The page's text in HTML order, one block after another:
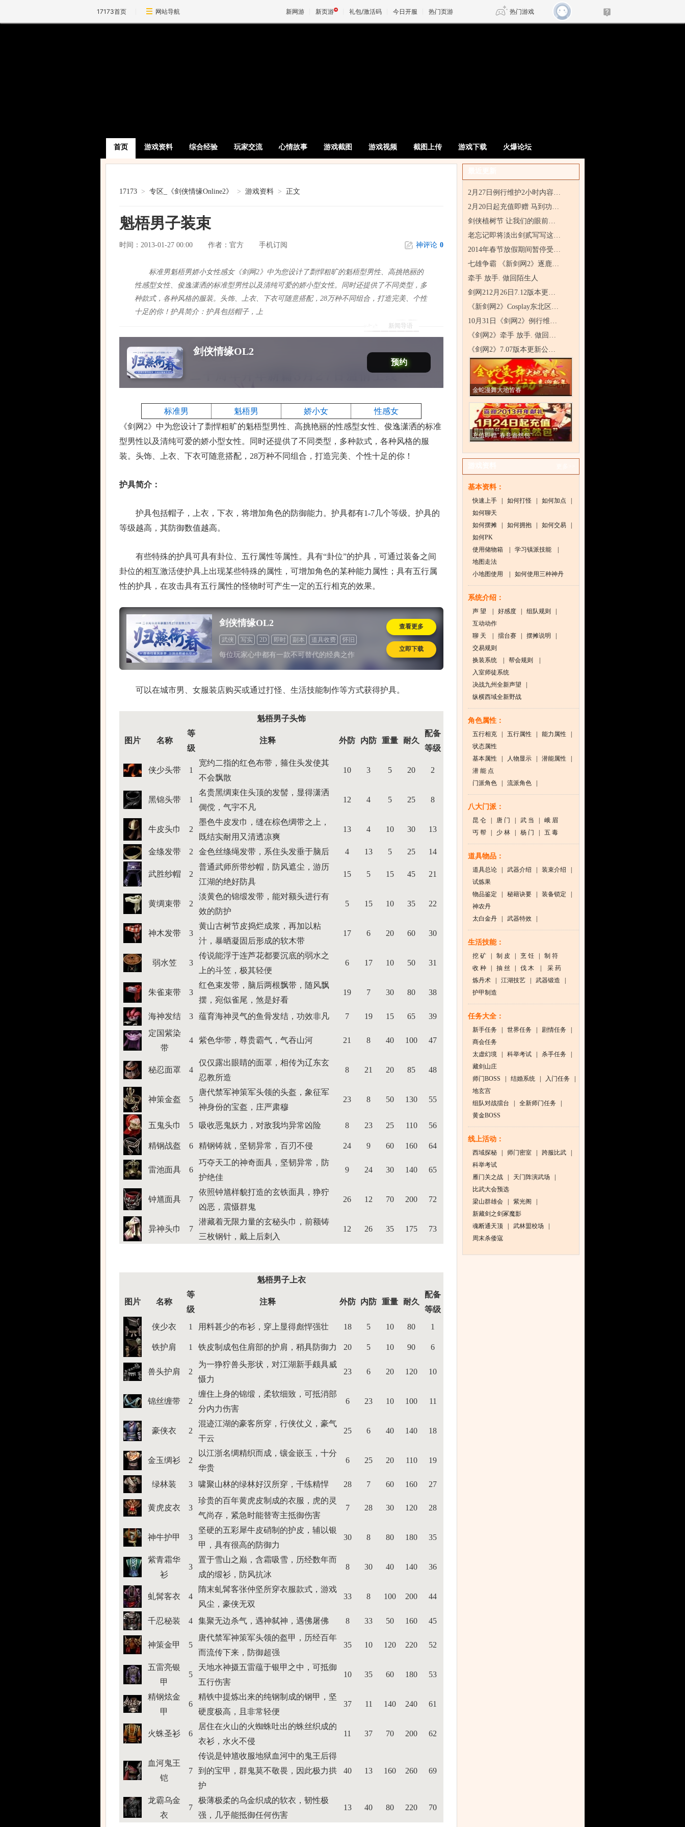
17173首页 网站导航 新网游 新页游 礼包/激活码 今日开服 热门页游 热门游戏
首页 游戏资料 综合经验 玩家交流 心情故事 游戏截图 游戏视频 截图上传 游戏下载 火爆论坛
17173 > 专区_《剑侠情缘Online2》 > 游戏资料 > 正文
魁梧男子装束
时间：2013-01-27 00:00 作者： 官方 手机订阅 神评论 0
新闻导语
标准男魁梧男娇小女性感女《剑网2》中为您设计了剽悍粗旷的魁梧型男性、高挑艳丽的
性感型女性、俊逸潇洒的标准型男性以及清纯可爱的娇小型女性。同时还提供了不同类型，多
种款式，各种风格的服装。头饰、上衣、下衣可随意搭配，28万种不同组合，打造完美、个性
十足的你！护具简介：护具包括帽子，上
剑侠情缘OL2
预约
标准男 魁梧男 娇小女
性感女
《剑网2》中为您设计了剽悍粗旷的魁梧型男性、高挑艳丽的性感型女性、俊逸潇洒的标准
型男性以及清纯可爱的娇小型女性。同时还提供了不同类型，多种款式，各种风格的服
装。头饰、上衣、下衣可随意搭配，28万种不同组合，打造完美、个性十足的你！
护具简介：
护具包括帽子，上衣，下衣，将增加角色的防御能力。护具都有1-7几个等级。护具的
等级越高，其防御数值越高。
有些特殊的护具可具有卦位、五行属性等属性。具有“卦位”的护具，可通过装备之间
卦位的相互激活使护具上出现某些特殊的属性，可增加角色的某种能力属性；具有五行属
性的护具，在攻击具有五行属性的怪物时可产生一定的五行相克的效果。
剑侠情缘OL2
武侠 写实 2D 即时 副本 道具收费 怀旧
每位玩家心中都有一款不可替代的经典之作
查看更多
立即下载
可以在城市男、女服装店购买或通过打怪、生活技能制作等方式获得护具。
魁梧男子头饰
图片 名称
等
级
注释 外防 内防 重量 耐久
配备
等级
侠少头带 1
宽约二指的红色布带，箍住头发使其
不会飘散
10 3 5 20 2
黑锦头带 1
名贵黑绸束住头顶的发髻，显得潇洒
倜傥，气宇不凡
12 4 5 25 8
牛皮头巾 2
墨色牛皮发巾，缝在棕色绸带之上，
既结实耐用又清透凉爽
13 4 10 30 13
金绦发带 2 金色丝绦绳发带，系住头发垂于脑后 4 13 5 25 14
武胜纱帽 2
普通武师所带纱帽，防风遮尘，游历
江湖的绝好防具
15 5 15 45 21
黄绸束带 2
淡黄色的锦缎发带，能对额头进行有
效的防护
5 15 10 35 22
神木发带 3
黄山古树节皮捣烂成浆，再加以粘
汁，暴晒凝固后形成的软木带
17 6 20 60 30
弱水笠 3
传说能浮于连芦花都要沉底的弱水之
上的斗笠，极其轻便
6 17 10 50 31
朱雀束带 3
红色束发带，脑后两根飘带，随风飘
摆，宛似雀尾，煞是好看
19 7 30 80 38
海神发结 3 蕴育海神灵气的鱼骨发结，功效非凡 7 19 15 65
39
定国紫染
带
4 紫色华带，尊贵霸气，气吞山河 21 8 40 100 47
秘忍面罩 4
仅仅露出眼睛的面罩，相传为辽东玄
忍教所造
8 21 20 85 48
神策金盔 5
唐代禁军神策军头领的头盔，象征军
神身份的宝盔，庄严肃穆
23 8 50 130 55
五鬼头巾 5 吸收恶鬼妖力，对敌我均异常凶险 8 23 25 110 56
精钢战盔 6 精钢铸就，坚韧异常，百刃不侵 24 9 60 160 64
雷池面具 6
巧夺天工的神奇面具，坚韧异常，防
护绝佳
9 24 30 140 65
钟馗面具 7
依照钟馗样貌打造的玄铁面具，狰狞
凶恶，震慑群鬼
26 12 70 200 72
异神头巾 7
潜藏着无限力量的玄秘头巾，前额铸
三枚钢针，戴上后刺入
12 26 35 175 73
魁梧男子上衣
图片 名称
等
级
注释 外防 内防 重量 耐久
配备
等级
侠少衣
1 用料甚少的布衫，穿上显得彪悍强壮 18 5 10 80 1
铁护肩 1 铁皮制成包住肩部的护肩，稍具防御力 20 5 10 90 6
兽头护肩 2
为一狰狞兽头形状，对江湖新手颇具威
慑力
23 6 20 120 10
锦丝缠带 2
缠住上身的锦缎，柔软细致，可抵消部
分内力伤害
6 23 10 100 11
豪侠衣 2
混迹江湖的豪客所穿，行侠仗义，豪气
干云
25 6 40 140 18
金玉绸衫 2
以江浙名绸精织而成，镶金嵌玉，十分
华贵
6 25 20 110 19
绿林装 3 啸聚山林的绿林好汉所穿，干练精悍 28 7 60 160 27
黄虎皮衣 3
珍贵的百年黄虎皮制成的衣服，虎的灵
气尚存，紧急时能替寄主抵御伤害
7 28 30 120 28
神牛护甲 3
坚硬的五彩犀牛皮硝制的护皮，辅以银
甲，具有很高的防御力
30 8 80 180 35
紫青霜华
衫
3
置于雪山之巅，含霜吸雪，历经数年而
成的缎衫，防风抗冰
8 30 40 140 36
虬髯客衣 4
隋末虬髯客张仲坚所穿衣服款式，游戏
风尘，豪侠无双
33 8 100 200 44
千忍秘装 4 集聚无边杀气，遇神弑神，遇佛屠佛 8 33 50 160 45
神策金甲 5
唐代禁军神策军头领的盔甲，历经百年
而流传下来，防御超强
35 10 120 220 52
五雷亮银
甲
5
天地水神摄五雷蕴于银甲之中，可抵御
五行伤害
10 35 60 180 53
精钢炫金
甲
6
精铁中提炼出来的纯钢制成的钢甲，坚
硬度极高，且非常轻便
37 11 140 240 61
火蛛圣衫 6
居住在火山的火蜘蛛吐出的蛛丝织成的
衣衫，水火不侵
11 37 70 200 62
血河鬼王
铠
7
传说是钟馗收服地狱血河中的鬼王后得
到的宝甲，群鬼莫不敬畏，因此极力拱
护
40 13 160 260 69
龙霸乌金
衣
7
极薄极柔的乌金织成的软衣，韧性极
强，几乎能抵御任何伤害
13 40 80 220 70
2月27日例行维护2小时内容…
2月20日起充值即赠 马到功…
剑侠植树节 让我们的眼前…
老忘记即将淡出剑贰写写这…
2014年春节放假期间暂停受…
七雄争霸 《新剑网2》逐鹿…
牵手 放手. 做回陌生人
剑网212月26日7.12版本更…
《新剑网2》Cosplay东北区…
10月31日《剑网2》例行维…
《剑网2》牵手 放手. 做回…
《剑网2》7.07版本更新公…
金蛇漫舞大地皆春
充值即赠"春意盎然包"
基本资料：
快速上手 如何打怪 如何加点
如何聊天
如何摆摊
如何拥抱 如何交易
如何PK
使用储物箱
学习镇派技能
地图走法
小地图使用
如何使用三种神丹
系统介绍：
声 望 好感度 组队规则
互动动作
聊 天
擂台赛 摆摊说明
交易规则
换装系统
帮会规则
入室师徒系统
决战九州全新声望
纵横西域全新野战
角色属性：
五行相克 五行属性 能力属性
状态属性
基本属性
人物显示 潜能属性
潜 能 点
门派角色
流派角色
八大门派：
昆 仑 唐 门 武 当
峨 眉
丐 帮
少 林 杨 门 五 毒
道具物品：
道具总论 武器介绍 装束介绍
试炼果
物品鉴定
秘籍诀要 装备锁定
神农丹
太白金丹
武器特效
生活技能：
挖 矿 制 皮 烹 饪
制 符
收 种
抽 丝 伐 木
采 药
炼丹术
江湖技艺 武器锻造
护甲制造
任务大全：
新手任务 世界任务 剧情任务
商会任务
太虚幻境
科举考试 杀手任务
藏剑山庄
师门BOSS
结婚系统 入门任务
地玄宫
组队对战擂台
全新师门任务
黄金BOSS
线上活动：
西域探秘 师门密室 跨服比武
科举考试
雁门关之战
天门阵演武场
比武大会预选
梁山群雄会
紫光阁
新藏剑之剑冢魔影
魂断通天顶
武林盟校场
周末杀倭寇